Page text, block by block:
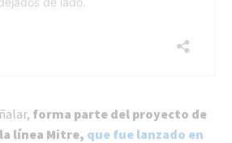
forma parte del proyecto de
línea Mitre, que fue lanzado en